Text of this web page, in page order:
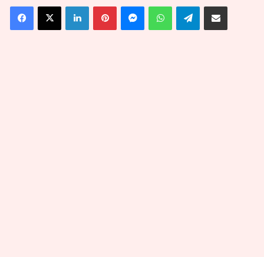
courriel
FacebookX LinkedinPinterestMessengerWhatsAppTelegramPartager par email